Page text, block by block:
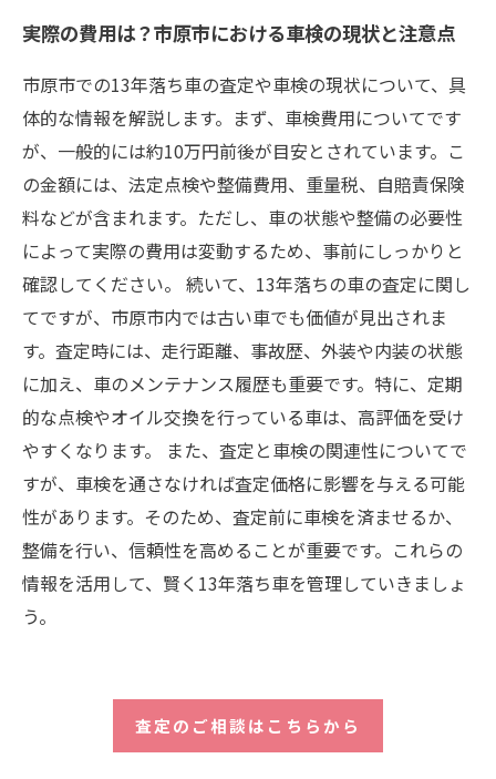
実際の費用は？市原市における車検の現状と注意点
市原市での13年落ち車の査定や車検の現状について、具
体的な情報を解説します。まず、車検費用についてです
が、一般的には約10万円前後が目安とされています。こ
の金額には、法定点検や整備費用、重量税、自賠責保険
料などが含まれます。ただし、車の状態や整備の必要性
によって実際の費用は変動するため、事前にしっかりと
確認してください。 続いて、13年落ちの車の査定に関し
てですが、市原市内では古い車でも価値が見出されま
す。査定時には、走行距離、事故歴、外装や内装の状態
に加え、車のメンテナンス履歴も重要です。特に、定期
的な点検やオイル交換を行っている車は、高評価を受け
やすくなります。 また、査定と車検の関連性についてで
すが、車検を通さなければ査定価格に影響を与える可能
性があります。そのため、査定前に車検を済ませるか、
整備を行い、信頼性を高めることが重要です。これらの
情報を活用して、賢く13年落ち車を管理していきましょ
う。
査定のご相談はこちらから